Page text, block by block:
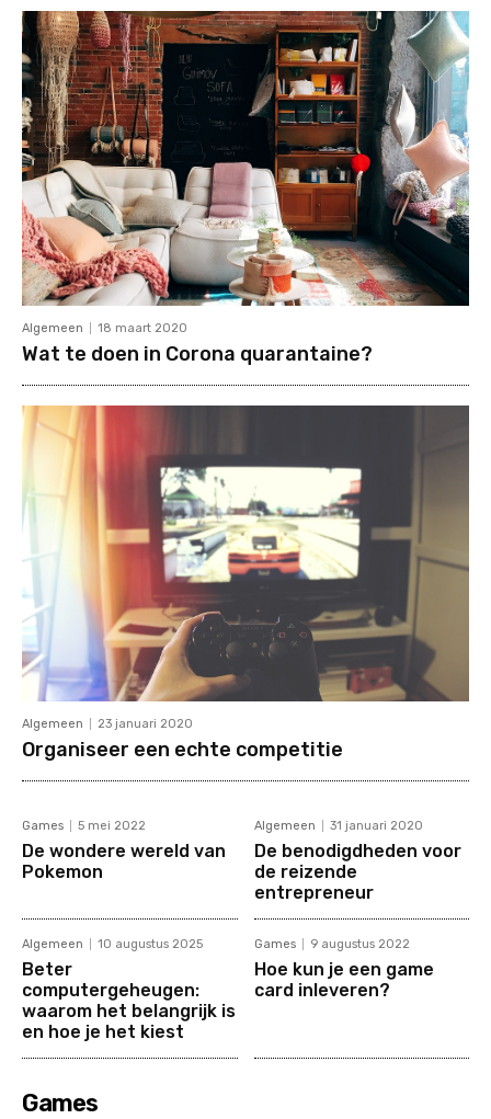
Algemeen 18 maart 2020
Wat te doen in Corona quarantaine?
Algemeen 23 januari 2020
Organiseer een echte competitie
Games 5 mei 2022
De wondere wereld van
Pokemon
Algemeen 31 januari 2020
De benodigdheden voor
de reizende
entrepreneur
Algemeen 10 augustus 2025
Beter
computergeheugen:
waarom het belangrijk is
en hoe je het kiest
Games 9 augustus 2022
Hoe kun je een game
card inleveren?
Games